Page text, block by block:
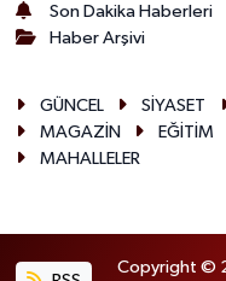
Son Dakika Haberleri
Haber Arşivi
GÜNCEL SİYASET
MAGAZİN
EĞİTİM
MAHALLELER
Copyright ©